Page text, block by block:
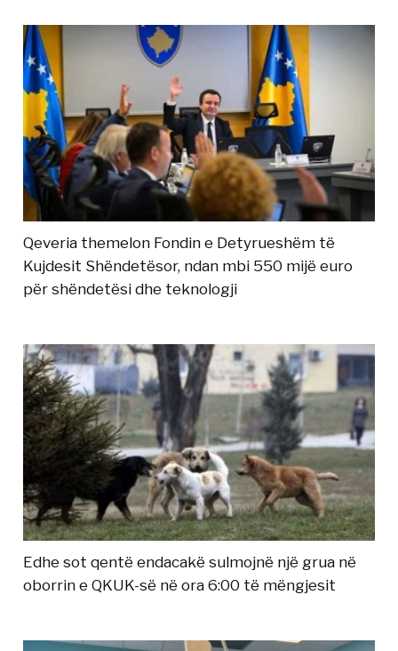
Qeveria themelon Fondin e Detyrueshëm të
Kujdesit Shëndetësor, ndan mbi 550 mijë euro
për shëndetësi dhe teknologji
Edhe sot qentë endacakë sulmojnë një grua në
oborrin e QKUK-së në ora 6:00 të mëngjesit